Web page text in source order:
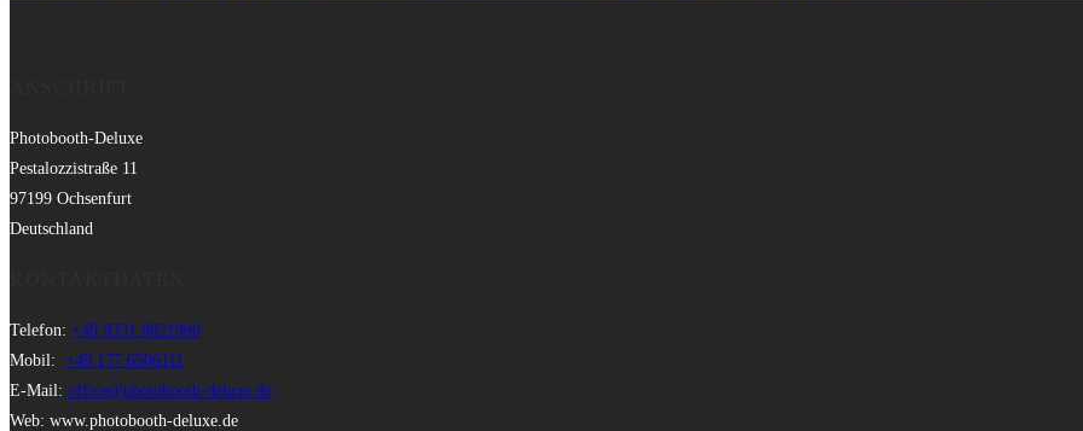
Photobooth-Deluxe
Pestalozzistraße 11
97199 Ochsenfurt
Deutschland
Telefon: +49 9331 8021990
Mobil: +49 177 6506111
E-Mail: office@photobooth-deluxe.de
Web: www.photobooth-deluxe.de